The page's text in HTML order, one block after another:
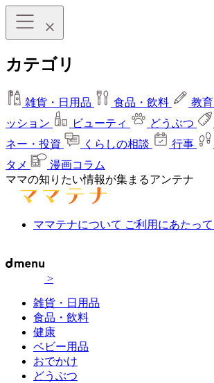
カテゴリ
雑貨・日用品 食品・飲料 教育
ッション
ビューティ どうぶつ
ネー・投資
くらしの相談 行事
タメ
漫画コラム
ママの知りたい情報が集まるアンテナ
ママテナについて ご利用にあたって
>
雑貨・日用品
食品・飲料
健康
ベビー用品
おでかけ
どうぶつ